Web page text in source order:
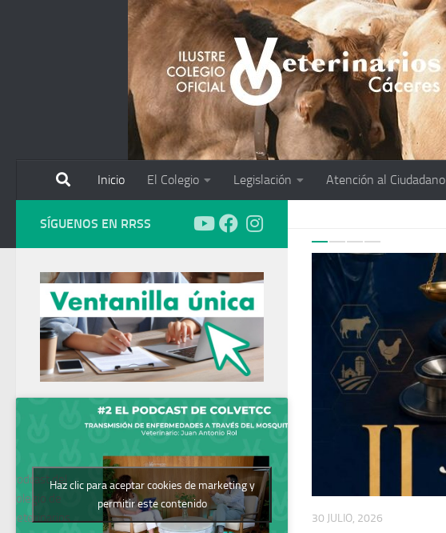
Inicio El Colegio Legislación Atención al Ciudadano
1 JULIO, 2026
SÍGUENOS EN RRSS
Podcast del
Colegio de
Veterinarios
Haz clic para aceptar cookies de marketing y
permitir este contenido